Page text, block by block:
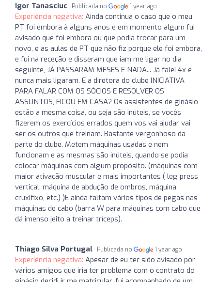
Igor Tanasciuc Publicada no 1 year ago
Experiência negativa: Ainda continua o caso que o meu
PT foi embora à alguns anos e em momento algum fui
avisado que foi embora ou que podia trocar para um
novo, e as aulas de PT que não fiz porque ele foi embora,
e fui na receção e disseram que iam me ligar no dia
seguinte, JÁ PASSARAM MESES E NADA... Já falei 4x e
nunca mais ligaram. E a diretora do clube INICIATIVA
PARA FALAR COM OS SÓCIOS E RESOLVER OS
ASSUNTOS, FICOU EM CASA? Os assistentes de ginásio
estão a mesma coisa, ou seja são inúteis, se vocês
fizerem os exercícios errados quem vos vai ajudar vai
ser os outros que treinam. Bastante vergonhoso da
parte do clube. Metem máquinas usadas e nem
funcionam e as mesmas são inúteis, quando se podia
colocar máquinas com algum propósito. (máquinas com
maior ativação muscular e mais importantes ( leg press
vertical, máquina de abdução de ombros, máquina
cruxifixo, etc.) )E ainda faltam vários tipos de pegas nas
máquinas de cabo (barra W para máquinas com cabo que
dá imenso jeito a treinar tríceps).
Thiago Silva Portugal Publicada no 1 year ago
Experiência negativa: Apesar de eu ter sido avisado por
vários amigos que iria ter problema com o contrato do